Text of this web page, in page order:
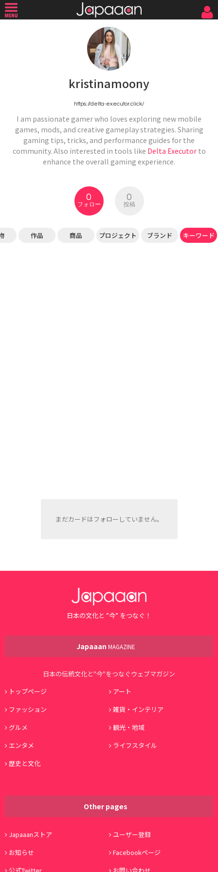
kristinamoony
https://delta-executor.click/
I am passionate gamer who loves exploring new mobile
games, mods, and creative gameplay strategies. Sharing
gaming tips, tricks, and performance guides for the
community. Also interested in tools like Delta Executorto
enhance the overall gaming experience.
0
フォロー
0
投稿
作品 商品 プロジェクト ブランド キーワード
まだカードはフォローしていません。
日本の文化と ”今” をつなぐ！
Japaaan MAGAZINE
日本の伝統文化と"今"をつなぐウェブマガジン
トップページ
アート
ファッション
雑貨・インテリア
グルメ
観光・地域
エンタメ
ライフスタイル
歴史と文化
Other pages
Japaaanストア
ユーザー登録
お知らせ
Facebookページ